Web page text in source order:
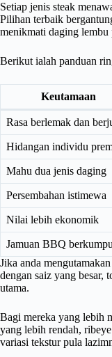
Setiap jenis steak
Pilihan terbaik
menikmati daging lembu
Berikut ialah panduan
Keutamaan
Rasa berlemak dan
Hidangan individu
Mahu dua jenis daging
Persembahan istimewa
Nilai lebih ekonomik
Jamuan BBQ
Jika anda
dengan saiz yang besar,
utama.
Bagi mereka yang lebih
yang lebih rendah,
variasi tekstur pula